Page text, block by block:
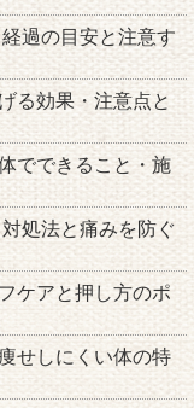
過の目安と注意す
る効果・注意点と
でできること・施
処法と痛みを防ぐ
ケアと押し方のポ
せしにくい体の特